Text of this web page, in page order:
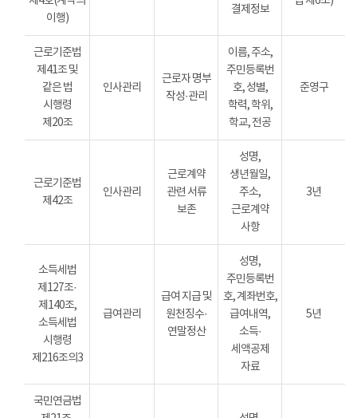
이행)
결제정보
근로기준법
제41조 및
같은 법
시행령
제20조
인사관리
근로자 명부
작성·관리
이름, 주소,
주민등록번
호, 성별,
학력, 학위,
학교, 전공
준영구
근로기준법
제42조
인사관리
근로계약
관련 서류
보존
성명,
생년월일,
주소,
근로계약
사항
3년
소득세법
제127조·
제140조,
소득세법
시행령
제216조의3
급여관리
급여 지급 및
원천징수·
연말정산
성명,
주민등록번
호, 계좌번호,
급여내역,
소득·
세액공제
자료
5년
국민연금법